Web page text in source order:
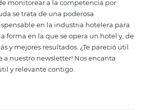
de estrategias.
de